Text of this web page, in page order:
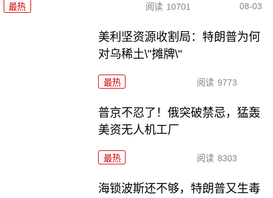
最热 阅读 10701 08-03
美利坚资源收割局：特朗普为何
对乌稀土\"摊牌\"
最热 阅读 9773
普京不忍了！俄突破禁忌，猛轰
美资无人机工厂
最热 阅读 8303
海锁波斯还不够，特朗普又生毒